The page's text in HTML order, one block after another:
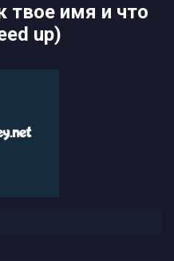
твое имя и что
up)